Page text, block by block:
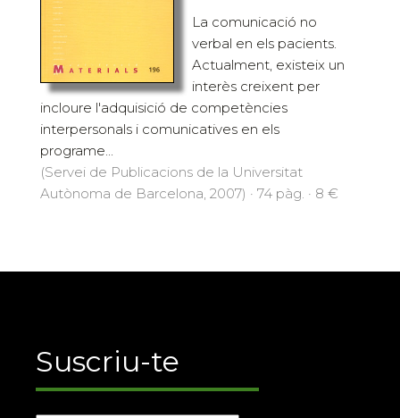
La comunicació no
verbal en els pacients.
Actualment, existeix un
interès creixent per
incloure l'adquisició de competències
interpersonals i comunicatives en els
programe...
(Servei de Publicacions de la Universitat
Autònoma de Barcelona, 2007) · 74 pàg. · 8 €
Suscriu-te